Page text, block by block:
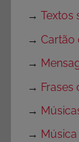
→ Textos
→ Cartão
→
→ Frases
→
→